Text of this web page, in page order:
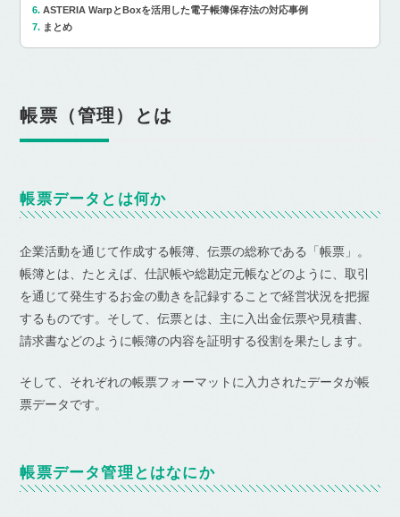
ASTERIA WarpとBoxを活用した電子帳簿保存法の対応事例
まとめ
帳票（管理）とは
帳票データとは何か
企業活動を通じて作成する帳簿、伝票の総称である「帳票」。
帳簿とは、たとえば、仕訳帳や総勘定元帳などのように、取引
を通じて発生するお金の動きを記録することで経営状況を把握
するものです。そして、伝票とは、主に入出金伝票や見積書、
請求書などのように帳簿の内容を証明する役割を果たします。
そして、それぞれの帳票フォーマットに入力されたデータが帳
票データです。
帳票データ管理とはなにか